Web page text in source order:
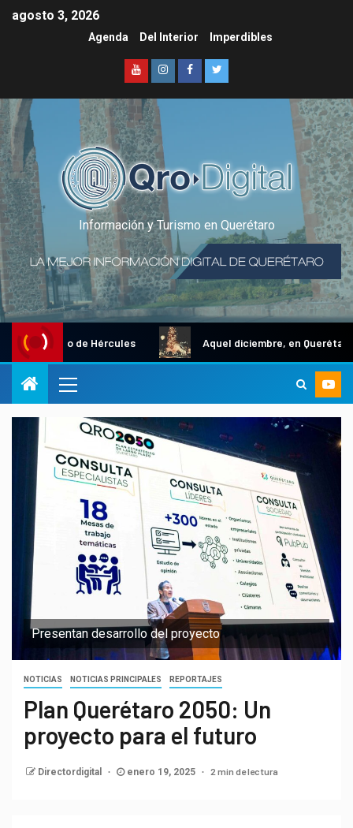
agosto 3, 2026
Agenda Del Interior Imperdibles
Información y Turismo en Querétaro
Gallo de Hércules Aquel diciembre, en Querétaro
Presentan desarrollo del proyecto
NOTICIAS NOTICIAS PRINCIPALES REPORTAJES
Plan Querétaro 2050: Un
proyecto para el futuro
Directordigital enero 19, 2025 2 min de lectura